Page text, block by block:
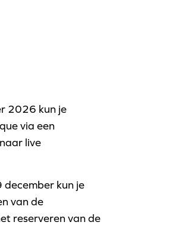
2026 kun je
via een
live
december kun je
van de
reserveren van de